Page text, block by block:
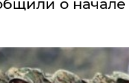
о начале